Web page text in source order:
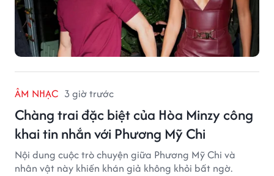
ÂM NHẠC 3 giờ trước
Chàng trai đặc biệt của Hòa Minzy công
khai tin nhắn với Phương Mỹ Chi
Nội dung cuộc trò chuyện giữa Phương Mỹ Chi và
nhân vật này khiến khán giả không khỏi bất ngờ.